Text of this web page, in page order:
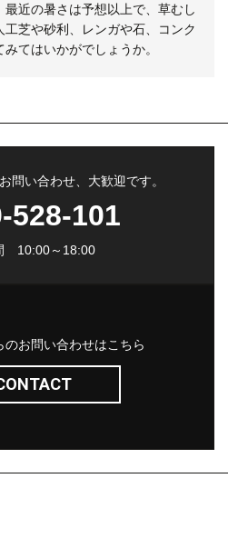
近の暑さは予想以上で、草むし
工芝や砂利、レンガや石、コンク
てはいかがでしょうか。
問い合わせ、大歓迎です。
528-101
10:00～18:00
のお問い合わせはこちら